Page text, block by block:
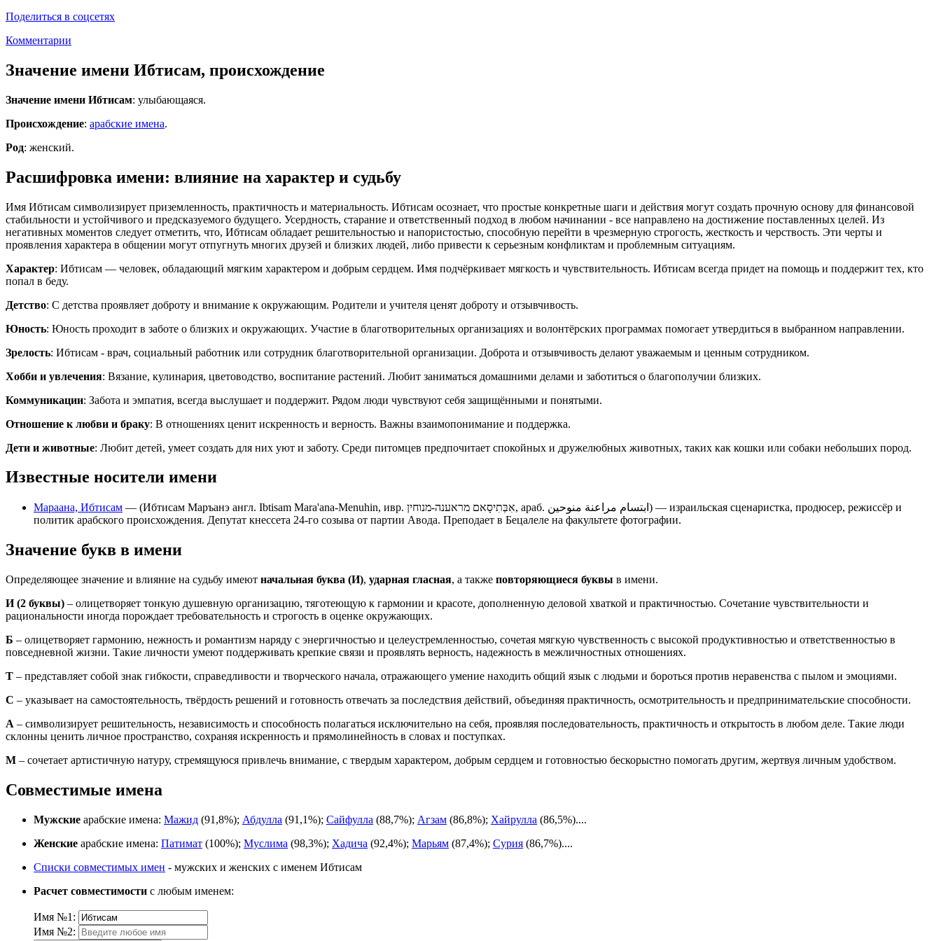
Поделиться в соцсетях
Комментарии
Значение имени Ибтисам, происхождение
Значение имени Ибтисам: улыбающаяся.
Происхождение: арабские имена.
Род: женский.
Расшифровка имени: влияние на характер и судьбу
Имя Ибтисам символизирует приземленность, практичность и материальность. Ибтисам осознает, что простые конкретные шаги и действия могут создать прочную основу для финансовой
стабильности и устойчивого и предсказуемого будущего. Усердность, старание и ответственный подход в любом начинании - все направлено на достижение поставленных целей. Из
негативных моментов следует отметить, что, Ибтисам обладает решительностью и напористостью, способную перейти в чрезмерную строгость, жесткость и черствость. Эти черты и
проявления характера в общении могут отпугнуть многих друзей и близких людей, либо привести к серьезным конфликтам и проблемным ситуациям.
Характер: Ибтисам — человек, обладающий мягким характером и добрым сердцем. Имя подчёркивает мягкость и чувствительность. Ибтисам всегда придет на помощь и поддержит тех, кто
попал в беду.
Детство: С детства проявляет доброту и внимание к окружающим. Родители и учителя ценят доброту и отзывчивость.
Юность: Юность проходит в заботе о близких и окружающих. Участие в благотворительных организациях и волонтёрских программах помогает утвердиться в выбранном направлении.
Зрелость: Ибтисам - врач, социальный работник или сотрудник благотворительной организации. Доброта и отзывчивость делают уважаемым и ценным сотрудником.
Хобби и увлечения: Вязание, кулинария, цветоводство, воспитание растений. Любит заниматься домашними делами и заботиться о благополучии близких.
Коммуникации: Забота и эмпатия, всегда выслушает и поддержит. Рядом люди чувствуют себя защищёнными и понятыми.
Отношение к любви и браку: В отношениях ценит искренность и верность. Важны взаимопонимание и поддержка.
Дети и животные: Любит детей, умеет создать для них уют и заботу. Среди питомцев предпочитает спокойных и дружелюбных животных, таких как кошки или собаки небольших пород.
Известные носители имени
Мараана, Ибтисам — (Ибтисам Маръанэ англ. Ibtisam Mara'ana-Menuhin, ивр. אִבְּתִיסָאם מראענה-מנוחין‎, араб. ابتسام مراعنة منوحين‎) — израильская сценаристка, продюсер, режиссёр и
политик арабского происхождения. Депутат кнессета 24-го созыва от партии Авода. Преподает в Бецалеле на факультете фотографии.
Значение букв в имени
Определяющее значение и влияние на судьбу имеют начальная буква (И), ударная гласная, а также повторяющиеся буквы в имени.
И (2 буквы) – олицетворяет тонкую душевную организацию, тяготеющую к гармонии и красоте, дополненную деловой хваткой и практичностью. Сочетание чувствительности и
рациональности иногда порождает требовательность и строгость в оценке окружающих.
Б – олицетворяет гармонию, нежность и романтизм наряду с энергичностью и целеустремленностью, сочетая мягкую чувственность с высокой продуктивностью и ответственностью в
повседневной жизни. Такие личности умеют поддерживать крепкие связи и проявлять верность, надежность в межличностных отношениях.
Т – представляет собой знак гибкости, справедливости и творческого начала, отражающего умение находить общий язык с людьми и бороться против неравенства с пылом и эмоциями.
С – указывает на самостоятельность, твёрдость решений и готовность отвечать за последствия действий, объединяя практичность, осмотрительность и предпринимательские способности.
А – символизирует решительность, независимость и способность полагаться исключительно на себя, проявляя последовательность, практичность и открытость в любом деле. Такие люди
склонны ценить личное пространство, сохраняя искренность и прямолинейность в словах и поступках.
М – сочетает артистичную натуру, стремящуюся привлечь внимание, с твердым характером, добрым сердцем и готовностью бескорыстно помогать другим, жертвуя личным удобством.
Совместимые имена
Мужские арабские имена: Мажид (91,8%); Абдулла (91,1%); Сайфулла (88,7%); Агзам (86,8%); Хайрулла (86,5%)....
Женские арабские имена: Патимат (100%); Муслима (98,3%); Хадича (92,4%); Марьям (87,4%); Сурия (86,7%)....
Списки совместимых имен - мужских и женских с именем Ибтисам
Расчет совместимости с любым именем:
Имя №1:
Имя №2: